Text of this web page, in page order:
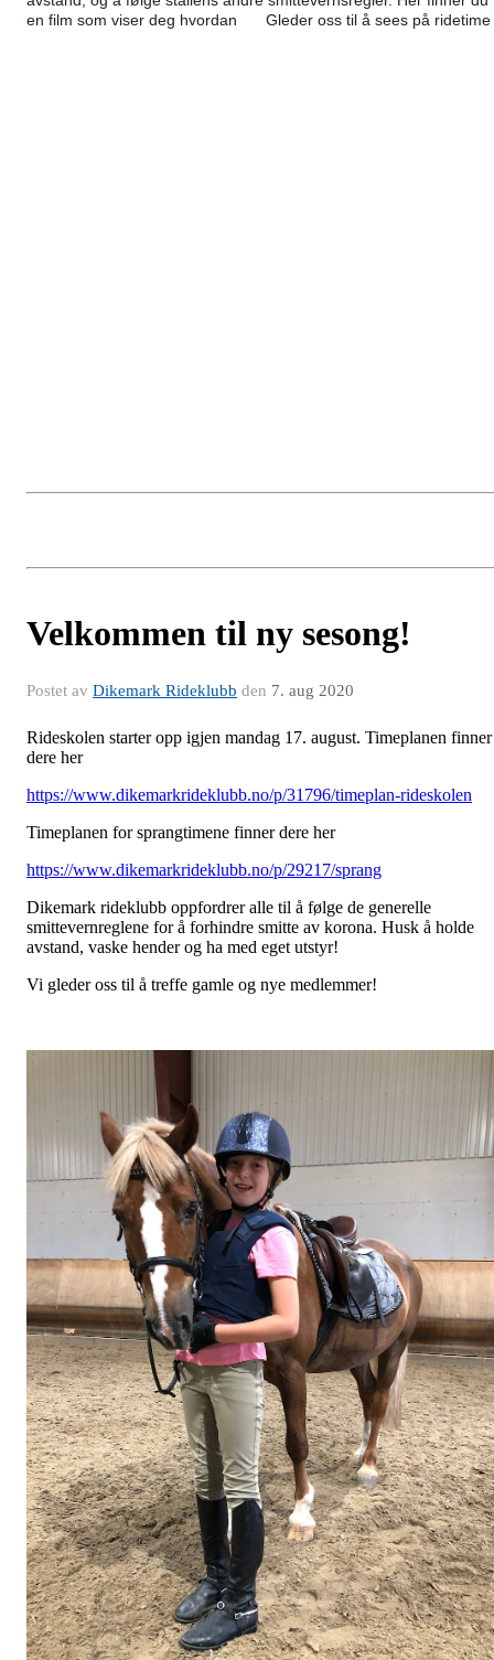
en film som viser deg hvordan
Gleder oss til å sees på ridetime
Velkommen til ny sesong!
Postet av Dikemark Rideklubb den 7. aug 2020
Rideskolen starter opp igjen mandag 17. august. Timeplanen finner
dere her
https://www.dikemarkrideklubb.no/p/31796/timeplan-rideskolen
Timeplanen for sprangtimene finner dere her
https://www.dikemarkrideklubb.no/p/29217/sprang
Dikemark rideklubb oppfordrer alle til å følge de generelle
smittevernreglene for å forhindre smitte av korona. Husk å holde
avstand, vaske hender og ha med eget utstyr!
Vi gleder oss til å treffe gamle og nye medlemmer!